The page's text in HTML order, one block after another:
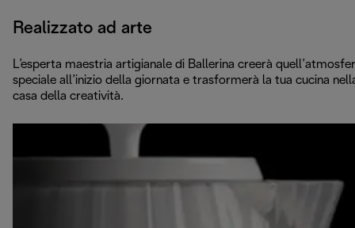
Realizzato ad arte
L’esperta maestria artigianale di Ballerina creerà
speciale all’inizio della giornata e trasformerà la tua cucina
casa della creatività.